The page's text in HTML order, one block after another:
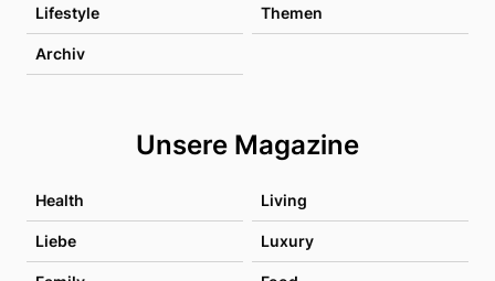
Lifestyle Themen
Archiv
Unsere Magazine
Health Living
Liebe Luxury